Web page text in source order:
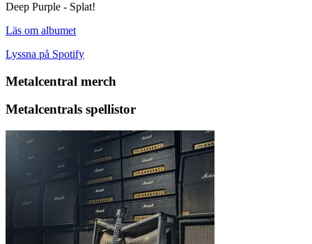
Deep Purple - Splat!
Läs om albumet
Lyssna på Spotify
Metalcentral merch
Metalcentrals spellistor